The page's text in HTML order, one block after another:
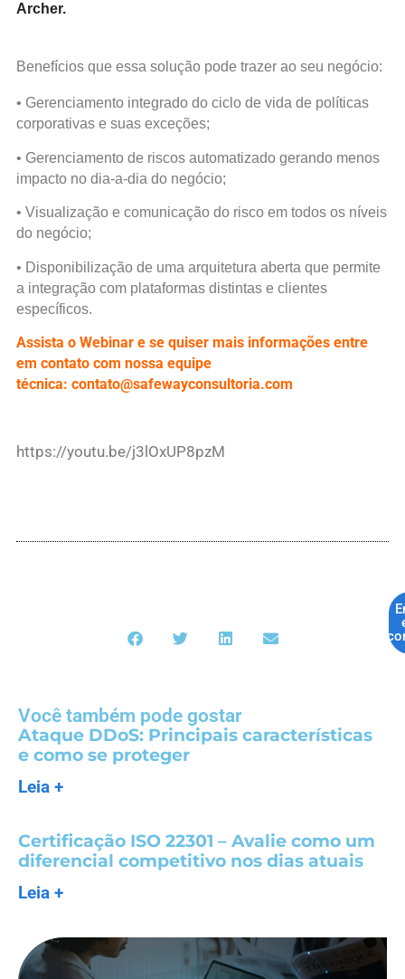
Archer.
Benefícios que essa solução pode trazer ao seu negócio:
• Gerenciamento integrado do ciclo de vida de políticas
corporativas e suas exceções;
• Gerenciamento de riscos automatizado gerando menos
impacto no dia-a-dia do negócio;
• Visualização e comunicação do risco em todos os níveis
do negócio;
• Disponibilização de uma arquitetura aberta que permite
a integração com plataformas distintas e clientes
específicos.
Assista o Webinar e se quiser mais informações entre
em contato com nossa equipe
técnica: contato@safewayconsultoria.com
https://youtu.be/j3lOxUP8pzM
Você também pode gostar
Ataque DDoS: Principais características
e como se proteger
Leia +
Certificação ISO 22301 – Avalie como um
diferencial competitivo nos dias atuais
Leia +